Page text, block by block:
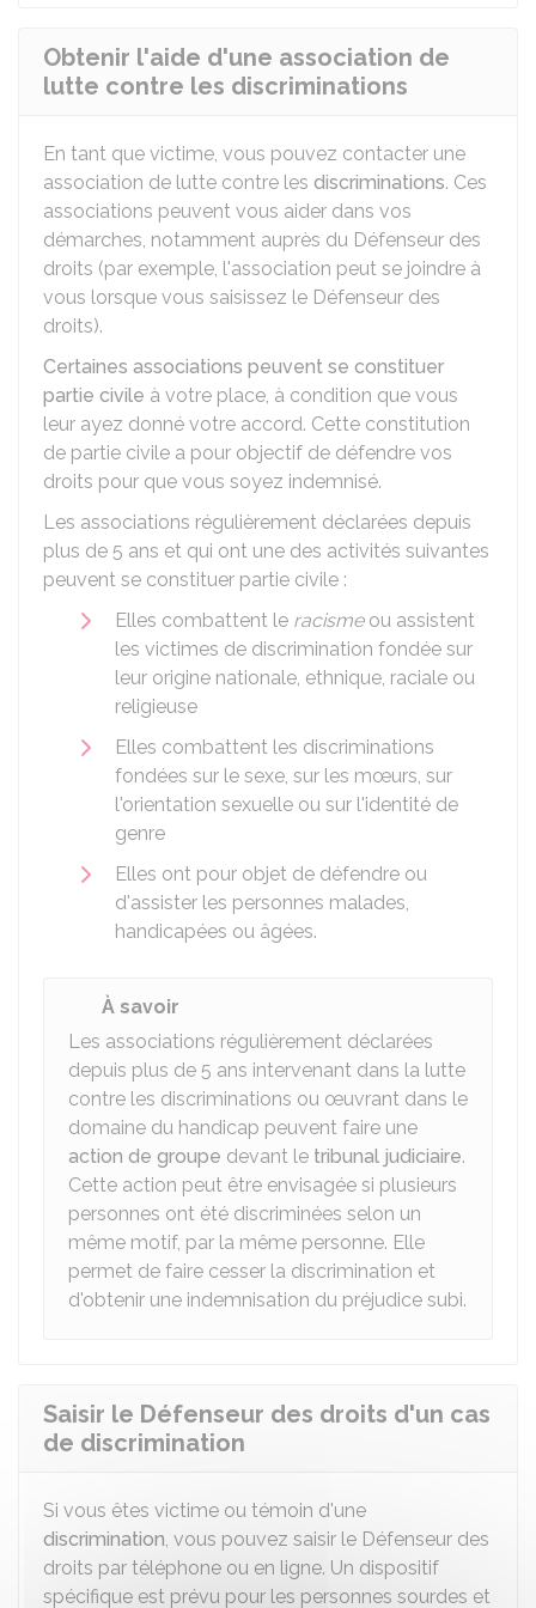
Obtenir l'aide d'une association de
lutte contre les discriminations
En tant que victime, vous pouvez contacter une
association de lutte contre les discriminations. Ces
associations peuvent vous aider dans vos
démarches, notamment auprès du Défenseur des
droits (par exemple, l'association peut se joindre à
vous lorsque vous saisissez le Défenseur des
droits).
Certaines associations peuvent se constituer
partie civile à votre place, à condition que vous
leur ayez donné votre accord. Cette constitution
de partie civile a pour objectif de défendre vos
droits pour que vous soyez indemnisé.
Les associations régulièrement déclarées depuis
plus de 5 ans et qui ont une des activités suivantes
peuvent se constituer partie civile :
Elles combattent le racismeou assistent
les victimes de discrimination fondée sur
leur origine nationale, ethnique, raciale ou
religieuse
Elles combattent les discriminations
fondées sur le sexe, sur les mœurs, sur
l'orientation sexuelle ou sur l'identité de
genre
Elles ont pour objet de défendre ou
d'assister les personnes malades,
handicapées ou âgées.
À savoir
Les associations régulièrement déclarées
depuis plus de 5 ans intervenant dans la lutte
contre les discriminations ou œuvrant dans le
domaine du handicap peuvent faire une
action de groupe devant le tribunal judiciaire.
Cette action peut être envisagée si plusieurs
personnes ont été discriminées selon un
même motif, par la même personne. Elle
permet de faire cesser la discrimination et
d'obtenir une indemnisation du préjudice subi.
Saisir le Défenseur des droits d'un cas
de discrimination
Si vous êtes victime ou témoin d'une
discrimination, vous pouvez saisir le Défenseur des
droits par téléphone ou en ligne. Un dispositif
spécifique est prévu pour les personnes sourdes et